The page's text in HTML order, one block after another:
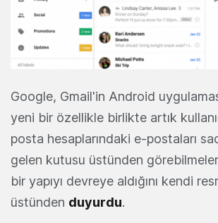
Google, Gmail'in Android
yeni bir özellikle birlikte artık
posta hesaplarındaki e-postaları
gelen kutusu üstünden
bir yapıyı devreye aldığını kendi
üstünden duyurdu.